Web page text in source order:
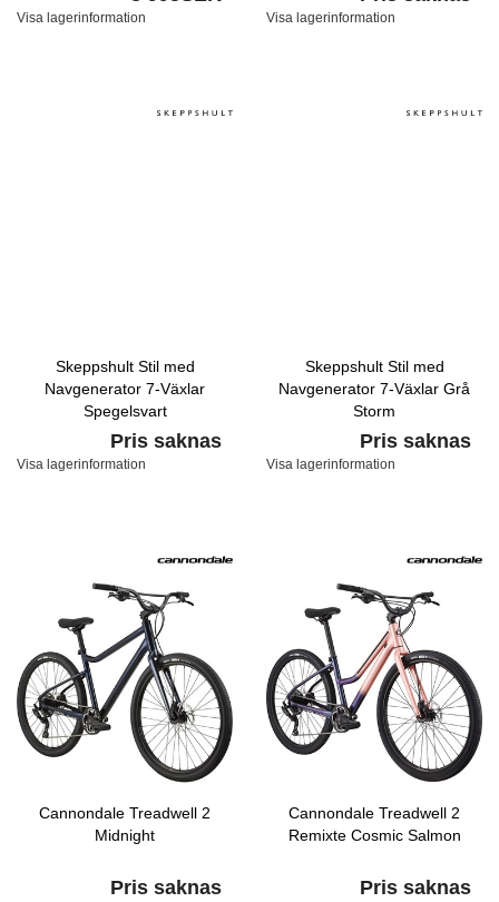
Visa lagerinformation Visa lagerinformation
Skeppshult Stil med
Navgenerator 7-Växlar
Spegelsvart
Pris saknas
Visa lagerinformation
Skeppshult Stil med
Navgenerator 7-Växlar Grå
Storm
Pris saknas
Visa lagerinformation
Cannondale Treadwell 2
Midnight
Pris saknas
Cannondale Treadwell 2
Remixte Cosmic Salmon
Pris saknas